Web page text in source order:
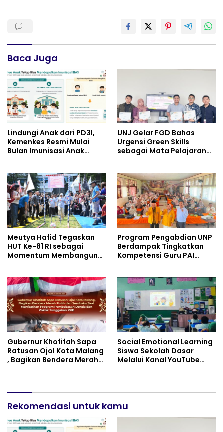
Baca Juga
Lindungi Anak dari PD3I,
Kemenkes Resmi Mulai
Bulan Imunisasi Anak
UNJ Gelar FGD Bahas
Urgensi Green Skills
sebagai Mata Pelajaran
Perhotelan, dan UPW
Meutya Hafid Tegaskan
HUT Ke-81 RI sebagai
Momentum Membangun
Program Pengabdian UNP
Berdampak Tingkatkan
Kompetensi Guru PAI
Gubernur Khofifah Sapa
Ratusan Ojol Kota Malang
, Bagikan Bendera Merah
Pokok Tunggakan PKB
Social Emotional Learning
Siswa Sekolah Dasar
Melalui Kanal YouTube
Rekomendasi untuk kamu